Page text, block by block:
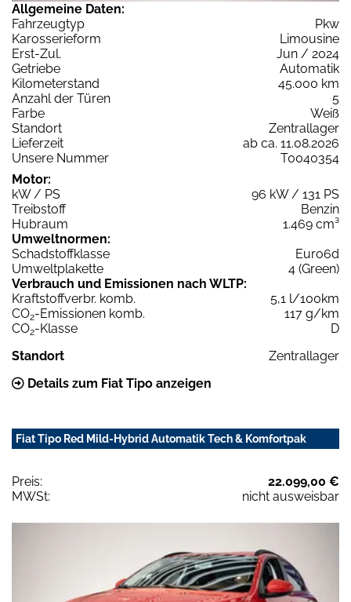
Allgemeine Daten:
Fahrzeugtyp
Pkw
Karosserieform
Limousine
Erst-Zul.
Jun / 2024
Getriebe
Automatik
Kilometerstand
45.000 km
Anzahl der Türen
5
Farbe
Weiß
Standort
Zentrallager
Lieferzeit
ab ca. 11.08.2026
Unsere Nummer
T0040354
Motor:
kW / PS
96 kW / 131 PS
Treibstoff
Benzin
Hubraum
1.469 cm³
Umweltnormen:
Schadstoffklasse
Euro6d
Umweltplakette
4 (Green)
Verbrauch und Emissionen nach WLTP:
Kraftstoffverbr. komb.
5,1 l/100km
CO2-Emissionen komb.
117 g/km
CO2-Klasse
D
Standort
Zentrallager
Details zum Fiat Tipo anzeigen
Fiat Tipo Red Mild-Hybrid Automatik Tech & Komfortpak
Preis:
22.099,00 €
MWSt:
nicht ausweisbar